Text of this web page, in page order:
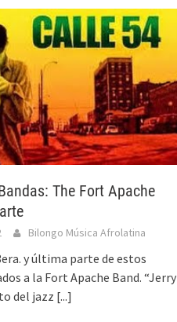
The Fort Apache
Bilongo Música Afrolatina
y última parte de estos
a la Fort Apache Band. “Jerry
del jazz [...]